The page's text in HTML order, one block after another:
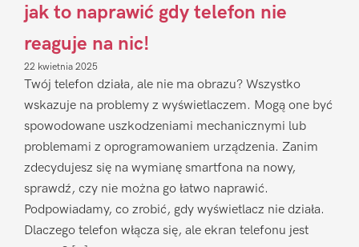
jak to naprawić gdy telefon nie
reaguje na nic!
22 kwietnia 2025
Twój telefon działa, ale nie ma obrazu? Wszystko
wskazuje na problemy z wyświetlaczem. Mogą one być
spowodowane uszkodzeniami mechanicznymi lub
problemami z oprogramowaniem urządzenia. Zanim
zdecydujesz się na wymianę smartfona na nowy,
sprawdź, czy nie można go łatwo naprawić.
Podpowiadamy, co zrobić, gdy wyświetlacz nie działa.
Dlaczego telefon włącza się, ale ekran telefonu jest